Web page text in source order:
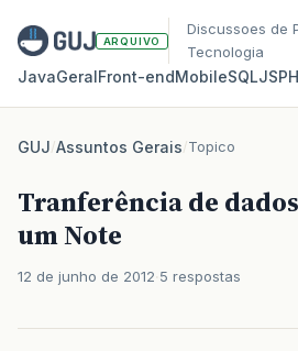
ARQUIVO
Discussoes de
Tecnologia
JavaGeralFront‑endMobileSQLJS
GUJ/Assuntos Gerais/Topico
Tranferência de
um Note
12 de junho de 2012 5 respostas